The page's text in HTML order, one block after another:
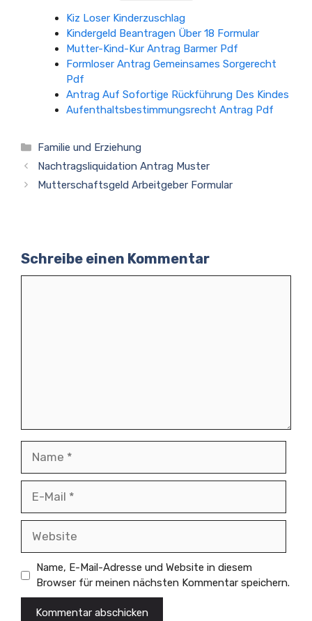
Kiz Loser Kinderzuschlag
Kindergeld Beantragen Über 18 Formular
Mutter-Kind-Kur Antrag Barmer Pdf
Formloser Antrag Gemeinsames Sorgerecht
Pdf
Antrag Auf Sofortige Rückführung Des Kindes
Aufenthaltsbestimmungsrecht Antrag Pdf
Kategorien
Familie und Erziehung
Nachtragsliquidation Antrag Muster
Mutterschaftsgeld Arbeitgeber Formular
Schreibe einen Kommentar
Mail
Name, E-Mail-Adresse und Website in diesem
Browser für meinen nächsten Kommentar speichern.